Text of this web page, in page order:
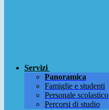
Servizi
Panoramica
Famiglie e studenti
Personale scolastico
Percorsi di studio